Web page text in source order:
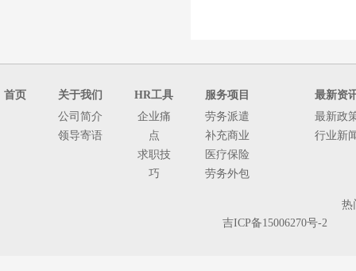
首页
关于我们
公司简介
领导寄语
HR工具
企业痛
点
求职技
巧
服务项目
劳务派遣
补充商业
医疗保险
劳务外包
最新资
最新政
行业新
热
吉ICP备15006270号-2